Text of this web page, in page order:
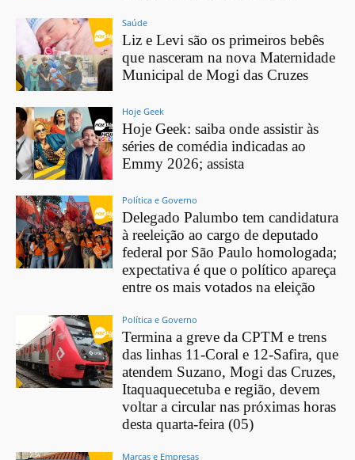
Saúde
Liz e Levi são os primeiros bebês
que nasceram na nova Maternidade
Municipal de Mogi das Cruzes
Hoje Geek
Hoje Geek: saiba onde assistir às
séries de comédia indicadas ao
Emmy 2026; assista
Política e Governo
Delegado Palumbo tem candidatura
à reeleição ao cargo de deputado
federal por São Paulo homologada;
expectativa é que o político apareça
entre os mais votados na eleição
Política e Governo
Termina a greve da CPTM e trens
das linhas 11-Coral e 12-Safira, que
atendem Suzano, Mogi das Cruzes,
Itaquaquecetuba e região, devem
voltar a circular nas próximas horas
desta quarta-feira (05)
Marcas e Empresas